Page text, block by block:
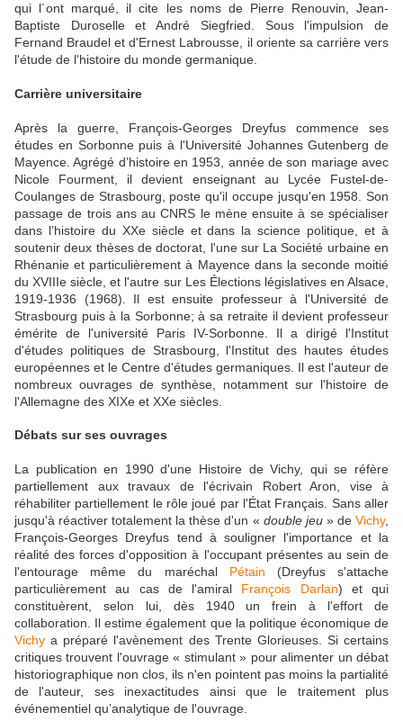
qui l´ont marqué, il cite les noms de Pierre Renouvin, Jean-
Baptiste Duroselle et André Siegfried. Sous l'impulsion de
Fernand Braudel et d'Ernest Labrousse, il oriente sa carrière vers
l'étude de l'histoire du monde germanique.
Carrière universitaire
Après la guerre, François-Georges Dreyfus commence ses
études en Sorbonne puis à l'Université Johannes Gutenberg de
Mayence. Agrégé d’histoire en 1953, année de son mariage avec
Nicole Fourment, il devient enseignant au Lycée Fustel-de-
Coulanges de Strasbourg, poste qu'il occupe jusqu'en 1958. Son
passage de trois ans au CNRS le mène ensuite à se spécialiser
dans l’histoire du XXe siècle et dans la science politique, et à
soutenir deux thèses de doctorat, l'une sur La Société urbaine en
Rhénanie et particulièrement à Mayence dans la seconde moitié
du XVIIIe siècle, et l'autre sur Les Élections législatives en Alsace,
1919-1936 (1968). Il est ensuite professeur à l'Université de
Strasbourg puis à la Sorbonne; à sa retraite il devient professeur
émérite de l'université Paris IV-Sorbonne. Il a dirigé l'Institut
d'études politiques de Strasbourg, l'Institut des hautes études
européennes et le Centre d'études germaniques. Il est l'auteur de
nombreux ouvrages de synthèse, notamment sur l'histoire de
l'Allemagne des XIXe et XXe siècles.
Débats sur ses ouvrages
La publication en 1990 d'une Histoire de Vichy, qui se réfère
partiellement aux travaux de l'écrivain Robert Aron, vise à
réhabiliter partiellement le rôle joué par l'État Français. Sans aller
jusqu'à réactiver totalement la thèse d'un « double jeu» deVichy,
François-Georges Dreyfus tend à souligner l'importance et la
réalité des forces d'opposition à l'occupant présentes au sein de
l'entourage même du maréchal Pétain (Dreyfus s'attache
particulièrement au cas de l'amiral François Darlan) et qui
constituèrent, selon lui, dès 1940 un frein à l'effort de
collaboration. Il estime également que la politique économique de
Vichy a préparé l'avènement des Trente Glorieuses. Si certains
critiques trouvent l'ouvrage « stimulant » pour alimenter un débat
historiographique non clos, ils n'en pointent pas moins la partialité
de l'auteur, ses inexactitudes ainsi que le traitement plus
événementiel qu’analytique de l'ouvrage.